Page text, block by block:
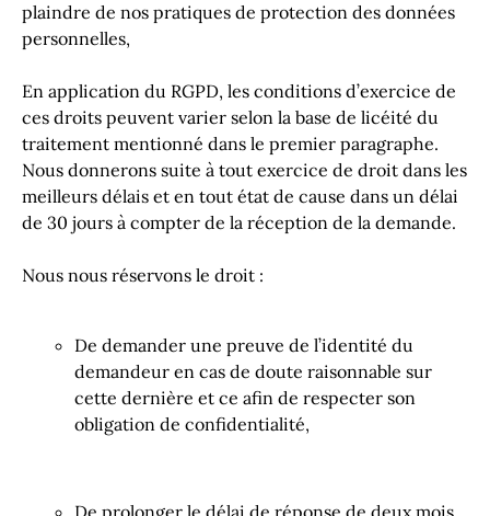
plaindre de nos pratiques de protection des données
personnelles,
En application du RGPD, les conditions d’exercice de
ces droits peuvent varier selon la base de licéité du
traitement mentionné dans le premier paragraphe.
Nous donnerons suite à tout exercice de droit dans les
meilleurs délais et en tout état de cause dans un délai
de 30 jours à compter de la réception de la demande.
Nous nous réservons le droit :
De demander une preuve de l’identité du
demandeur en cas de doute raisonnable sur
cette dernière et ce afin de respecter son
obligation de confidentialité,